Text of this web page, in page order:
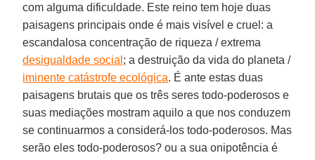
com alguma dificuldade. Este reino tem hoje duas
paisagens principais onde é mais visível e cruel: a
escandalosa concentração de riqueza / extrema
desigualdade social ; a destruição da vida do planeta /
iminente catástrofe ecológica. É ante estas duas
paisagens brutais que os três seres todo-poderosos e
suas mediações mostram aquilo a que nos conduzem
se continuarmos a considerá-los todo-poderosos. Mas
serão eles todo-poderosos? ou a sua onipotência é